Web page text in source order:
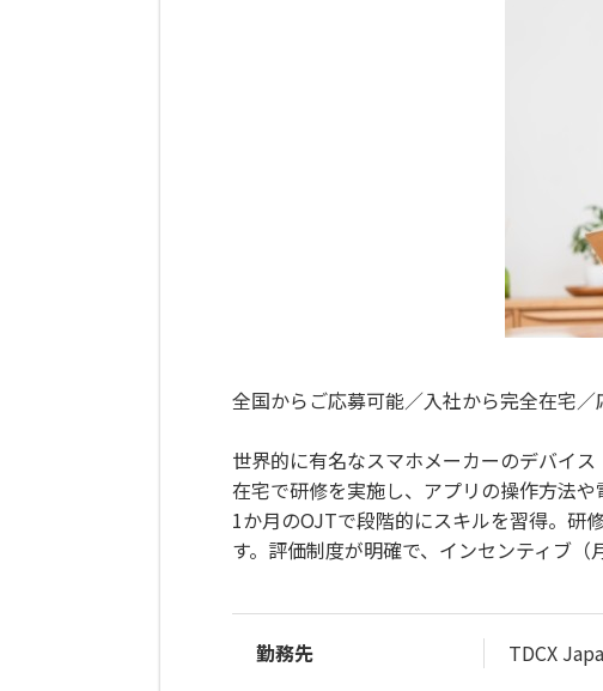
全国からご応募可能／入社から完全在宅
世界的に有名なスマホメーカーのデバイ
在宅で研修を実施し、アプリの操作方法
1か月のOJTで段階的にスキルを習得。研
す。評価制度が明確で、インセンティブ
勤務先 TDCX